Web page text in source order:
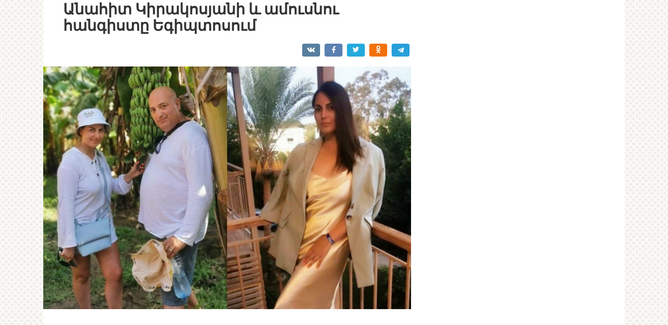
Անահիտ Կիրակոսյանի և ամուսնու
հանգիստը Եգիպտոսում